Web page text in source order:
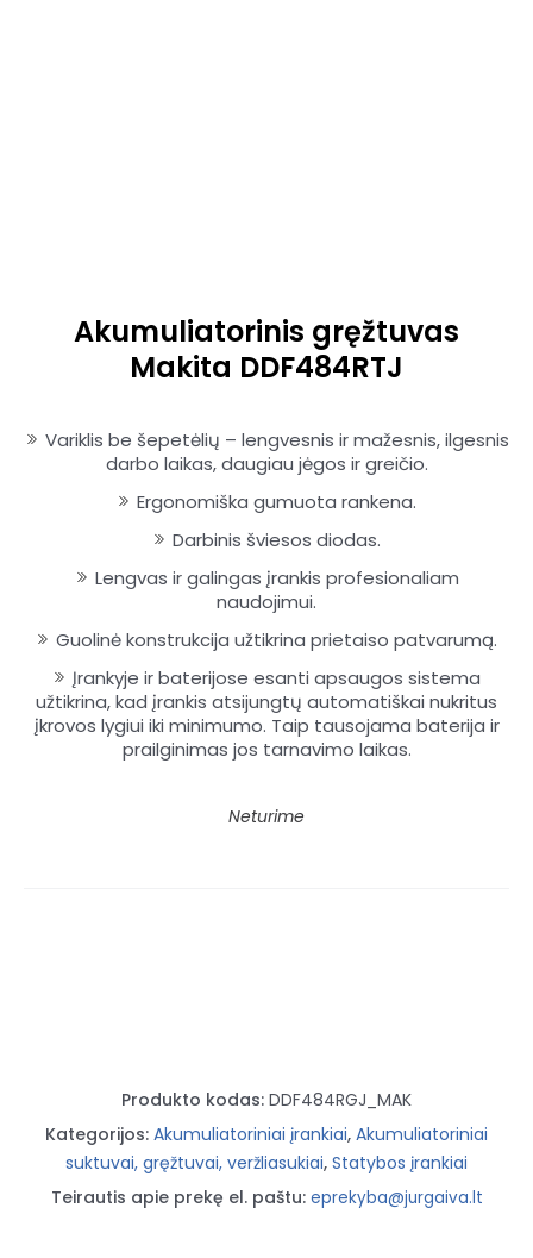
Akumuliatorinis gręžtuvas
Makita DDF484RTJ
Variklis be šepetėlių – lengvesnis ir mažesnis, ilgesnis
darbo laikas, daugiau jėgos ir greičio.
Ergonomiška gumuota rankena.
Darbinis šviesos diodas.
Lengvas ir galingas įrankis profesionaliam
naudojimui.
Guolinė konstrukcija užtikrina prietaiso patvarumą.
Įrankyje ir baterijose esanti apsaugos sistema
užtikrina, kad įrankis atsijungtų automatiškai nukritus
įkrovos lygiui iki minimumo. Taip tausojama baterija ir
prailginimas jos tarnavimo laikas.
Neturime
Produkto kodas: DDF484RGJ_MAK
Kategorijos: Akumuliatoriniai įrankiai, Akumuliatoriniai
suktuvai, gręžtuvai, veržliasukiai, Statybos įrankiai
Teirautis apie prekę el. paštu: eprekyba@jurgaiva.lt